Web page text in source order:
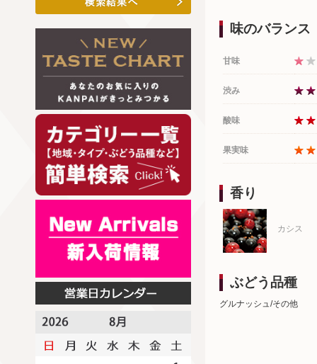
味のバランス
甘味
渋み
酸味
果実味
香り
カシス
ぶどう品種
グルナッシュ/その他